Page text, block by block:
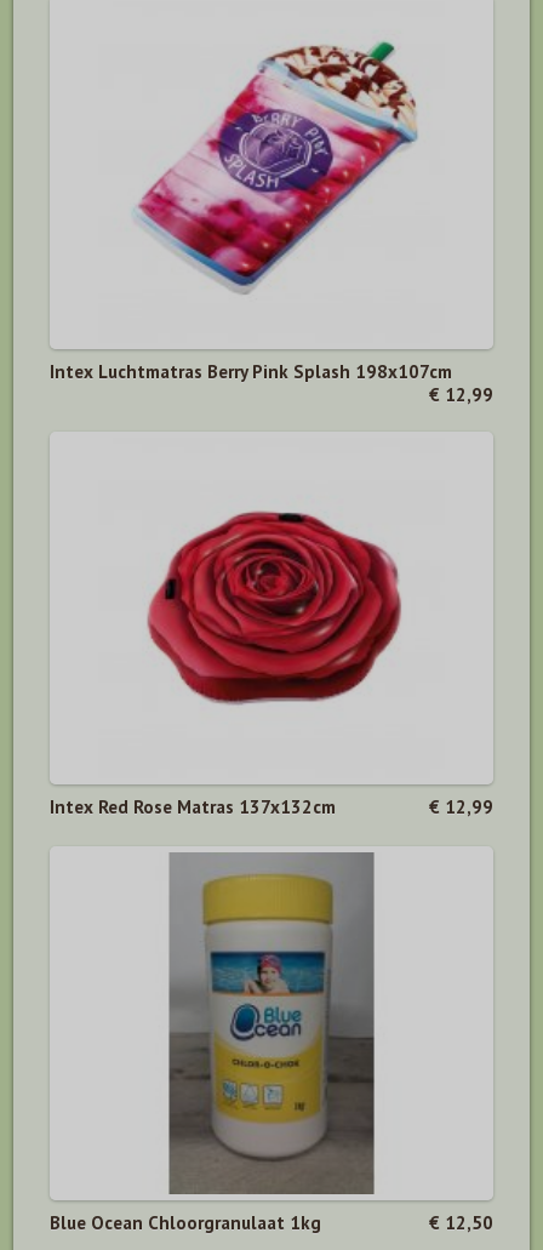
Intex Luchtmatras Berry Pink Splash 198x107cm
€ 12,99
Intex Red Rose Matras 137x132cm € 12,99
Blue Ocean Chloorgranulaat 1kg € 12,50